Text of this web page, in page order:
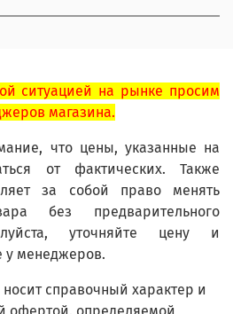
ситуацией на рынке просим
магазина.
что цены, указанные на
от фактических. Также
за собой право менять
без предварительного
уточняйте цену и
менеджеров.
справочный характер и